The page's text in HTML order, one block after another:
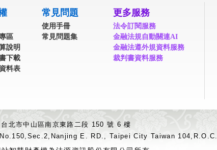
區
說明
下載
料表
常見問題
使用手冊
常見問題集
更多服務
法令訂閱服務
金融法規自動關連AI
金融法遵外規資料服務
裁判書資料服務
北市中山區南京東路二段 150 號 6 樓
E. RD., Taipei City Taiwan 104,R.O.C.